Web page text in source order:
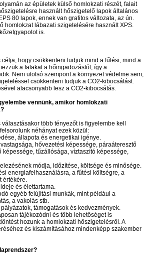
az épületek külső homlokzati részét, falait
használt hőszigetelő lapok általános
80 lapok, ennek van grafitos változata, az ún.
homlokzat lábazati szigetelésére használt XPS.
is.
hogy csökkenteni tudjuk mind a fűtési, mind a
a falakat a hőingadozástól, így a
Nem utolsó szempont a környezet védelme sem,
csökkenteni tudjuk a CO2-kibocsátást.
alacsonyabb lesz a CO2-kibocsátás.
vennünk, amikor homlokzati
több tényezőt is figyelembe kell
néhányat ezek közül:
állapota és energetikai igénye.
hővezetési képessége, páraáteresztő
képessége, tűzállósága, víztaszító képessége,
módja, időzítése, költsége és minősége.
energiafelhasználásra, a fűtési költségre, a
értékére.
és élettartama.
egyéb felújítási munkák, mint például a
a vakolás stb.
támogatások és kedvezmények.
tájékozódni és több lehetőséget is
hozunk a homlokzati hőszigetelésről. A
és kiszámításához mindenképp szakember